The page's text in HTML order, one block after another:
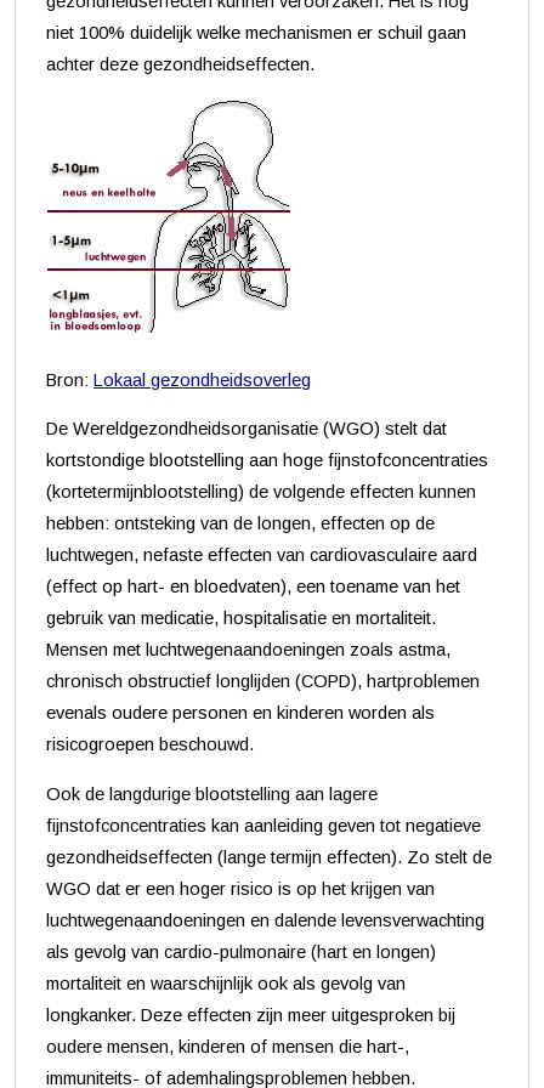
niet 100% duidelijk welke mechanismen er schuil gaan
achter deze gezondheidseffecten.
Bron:Lokaal gezondheidsoverleg
DeWereldgezondheidsorganisatie (WGO) stelt dat
kortstondige blootstelling aan hoge fijnstofconcentraties
(kortetermijnblootstelling) de volgende effecten kunnen
hebben:ontsteking van de longen, effecten op de
luchtwegen, nefaste effecten van cardiovasculaire aard
(effect op hart- en bloedvaten), een toename van het
gebruik van medicatie, hospitalisatie en mortaliteit.
Mensen met luchtwegenaandoeningen zoals astma,
chronisch obstructief longlijden (COPD), hartproblemen
evenals oudere personen en kinderen worden als
risicogroepen beschouwd.
Ook de langdurige blootstelling aan lagere
fijnstofconcentraties kan aanleiding geven tot negatieve
gezondheidseffecten (lange termijn effecten). Zo stelt de
WGO dat er een hoger risico is op het krijgen van
luchtwegenaandoeningen en dalende levensverwachting
als gevolg van cardio-pulmonaire (hart en longen)
mortaliteit en waarschijnlijk ook als gevolg van
longkanker. Deze effecten zijn meer uitgesproken bij
oudere mensen, kinderen of mensen die hart-,
immuniteits- of ademhalingsproblemen hebben.